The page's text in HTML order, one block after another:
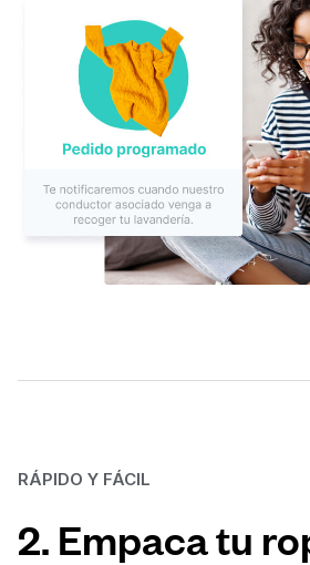
RÁPIDO Y FÁCIL
2. Empaca tu